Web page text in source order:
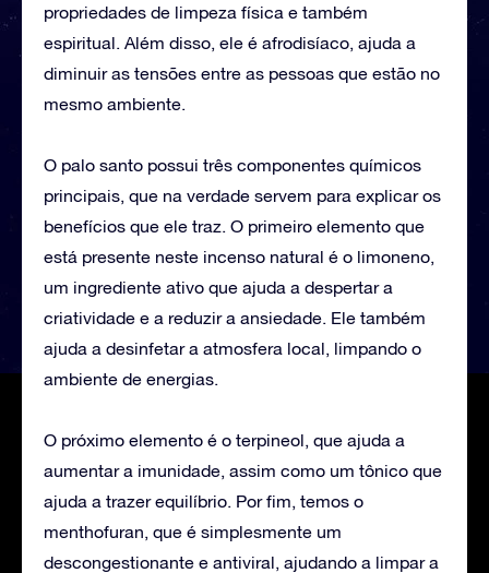
propriedades de limpeza física e também
espiritual. Além disso, ele é afrodisíaco, ajuda a
diminuir as tensões entre as pessoas que estão no
mesmo ambiente.
O palo santo possui três componentes químicos
principais, que na verdade servem para explicar os
benefícios que ele traz. O primeiro elemento que
está presente neste incenso natural é o limoneno,
um ingrediente ativo que ajuda a despertar a
criatividade e a reduzir a ansiedade. Ele também
ajuda a desinfetar a atmosfera local, limpando o
ambiente de energias.
O próximo elemento é o terpineol, que ajuda a
aumentar a imunidade, assim como um tônico que
ajuda a trazer equilíbrio. Por fim, temos o
menthofuran, que é simplesmente um
descongestionante e antiviral, ajudando a limpar a